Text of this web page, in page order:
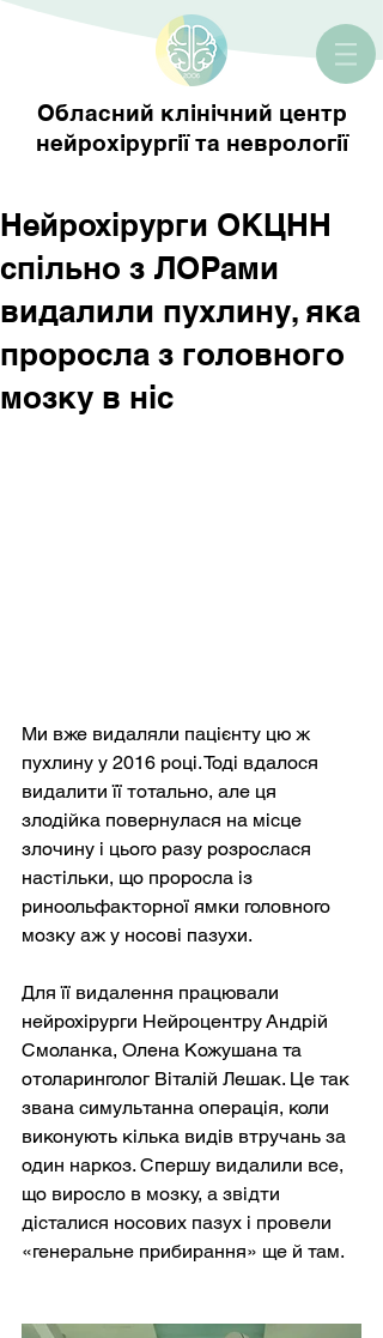
Обласний клінічний центр
нейрохірургії та неврології
Нейрохірурги ОКЦНН
спільно з ЛОРами
видалили пухлину, яка
проросла з головного
мозку в ніс
Ми вже видаляли пацієнту цю ж
пухлину у 2016 році. Тоді вдалося
видалити її тотально, але ця
злодійка повернулася на місце
злочину і цього разу розрослася
настільки, що проросла із
риноольфакторної ямки головного
мозку аж у носові пазухи.
Для її видалення працювали
нейрохірурги Нейроцентру Андрій
Смоланка, Олена Кожушана та
отоларинголог Віталій Лешак. Це так
звана симультанна операція, коли
виконують кілька видів втручань за
один наркоз. Спершу видалили все,
що виросло в мозку, а звідти
дісталися носових пазух і провели
«генеральне прибирання» ще й там.